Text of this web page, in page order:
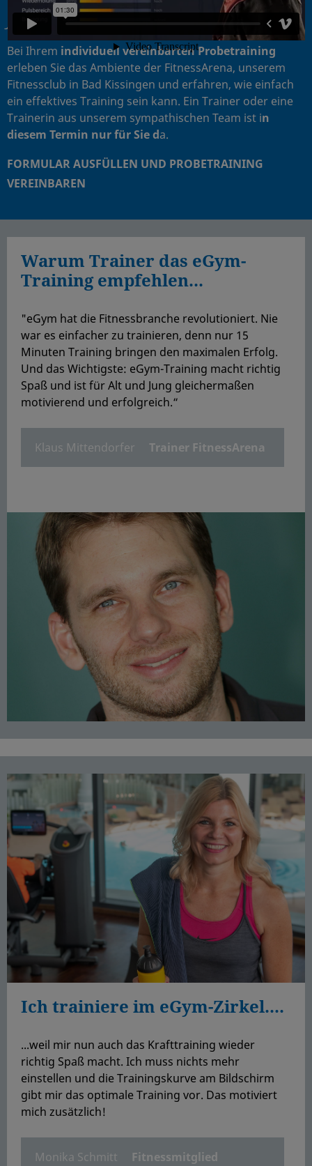
JetztProbetraining vereinbaren
Bei Ihrem individuell vereinbarten Probetraining
erleben Sie das Ambiente der FitnessArena, unserem
Fitnessclub in Bad Kissingen und erfahren, wie einfach
ein effektives Training sein kann. Ein Trainer oder eine
Trainerin aus unserem sympathischen Team ist in
diesem Termin nur für Sie da.
FORMULAR AUSFÜLLEN UND PROBETRAINING
VEREINBAREN
Warum Trainer das eGym-
Training empfehlen...
"eGym hat die Fitnessbranche revolutioniert. Nie
war es einfacher zu trainieren, denn nur 15
Minuten Training bringen den maximalen Erfolg.
Und das Wichtigste: eGym-Training macht richtig
Spaß und ist für Alt und Jung gleichermaßen
motivierend und erfolgreich.“
Klaus Mittendorfer Trainer FitnessArena
Ich trainiere im eGym-Zirkel....
...weil mir nun auch das Krafttraining wieder
richtig Spaß macht. Ich muss nichts mehr
einstellen und die Trainingskurve am Bildschirm
gibt mir das optimale Training vor. Das motiviert
mich zusätzlich!
Monika Schmitt Fitnessmitglied